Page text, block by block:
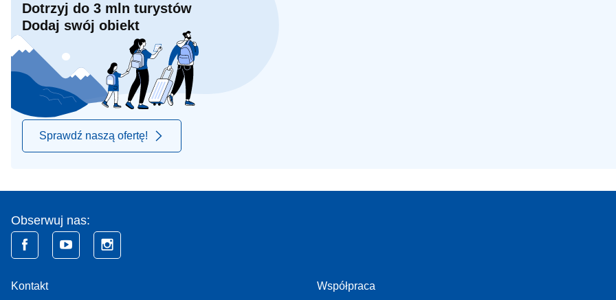
Dotrzyj do 3 mln turystów
Dodaj swój obiekt
Sprawdź naszą ofertę!
Obserwuj nas:
Kontakt Współpraca